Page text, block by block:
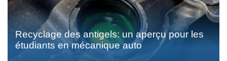
Recyclage des antigels: un aperçu pour les
étudiants en mécanique auto